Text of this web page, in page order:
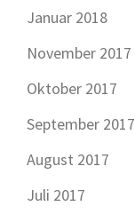
Januar 2018
November 2017
Oktober 2017
September 2017
August 2017
Juli 2017